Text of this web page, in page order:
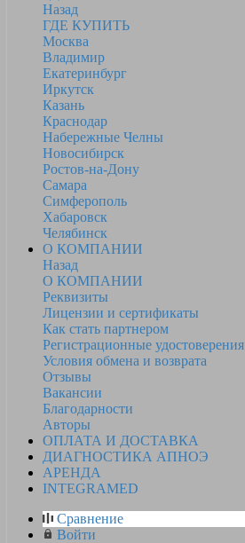
Назад
ГДЕ КУПИТЬ
Москва
Владимир
Екатеринбург
Иркутск
Казань
Краснодар
Набережные Челны
Новосибирск
Ростов-на-Дону
Самара
Симферополь
Хабаровск
Челябинск
О КОМПАНИИ
Назад
О КОМПАНИИ
Реквизиты
Лицензии и сертификаты
Как стать партнером
Регистрационные удостоверения
Условия обмена и возврата
Отзывы
Вакансии
Благодарности
Авторы
ОПЛАТА И ДОСТАВКА
ДИАГНОСТИКА АПНОЭ
АРЕНДА
INTEGRAMED
Сравнение
Войти